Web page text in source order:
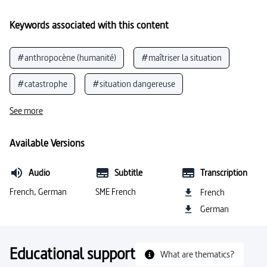
Keywords associated with this content
#anthropocène (humanité) #maîtriser la situation
#catastrophe #situation dangereuse
#intelligence
#progrès
#évolution (temps) #Serviabilité #éthique
#chimère (hybride)
See more
Available Versions
Audio
French, German
Subtitle
SME French
Transcription
French
German
Educational support What are thematics?